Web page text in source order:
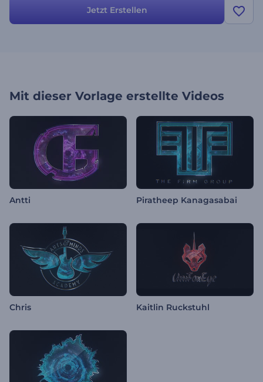
Jetzt Erstellen
Mit dieser Vorlage erstellte Videos
Antti Piratheep Kanagasabai
Chris Kaitlin Ruckstuhl